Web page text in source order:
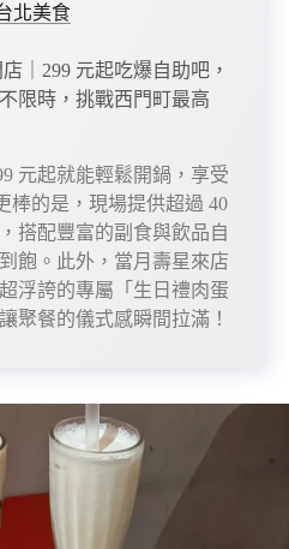
北美食
｜299 元起吃爆自助吧，
限時，挑戰西門町最高
元起就能輕鬆開鍋，享受
棒的是，現場提供超過 40
搭配豐富的副食與飲品自
飽。此外，當月壽星來店
浮誇的專屬「生日禮肉蛋
聚餐的儀式感瞬間拉滿！